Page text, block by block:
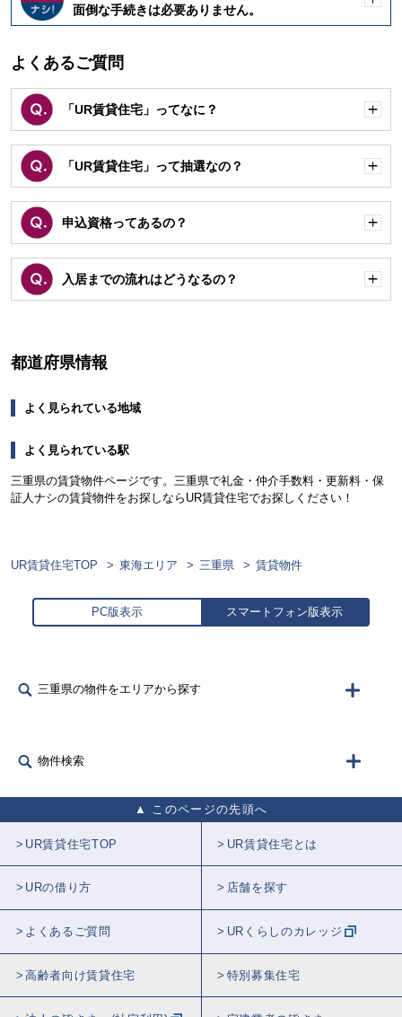
面倒な手続きは必要ありません。
く
よくあるご質問
「UR賃貸住宅」ってなに？
く
「UR賃貸住宅」って抽選なの？
く
申込資格ってあるの？
く
入居までの流れはどうなるの？
く
都道府県情報
よく見られている地域
よく見られている駅
三重県の賃貸物件ページです。三重県で礼金・仲介手数料・更新料・保
証人ナシの賃貸物件をお探しならUR賃貸住宅でお探しください！
UR賃貸住宅TOP 東海エリア 三重県 賃貸物件
PC版表示 スマートフォン版表示
三重県の物件をエリアから探す
物件検索
このページの先頭へ
UR賃貸住宅TOP UR賃貸住宅とは
URの借り方 店舗を探す
よくあるご質問 URくらしのカレッジ
高齢者向け賃貸住宅 特別募集住宅